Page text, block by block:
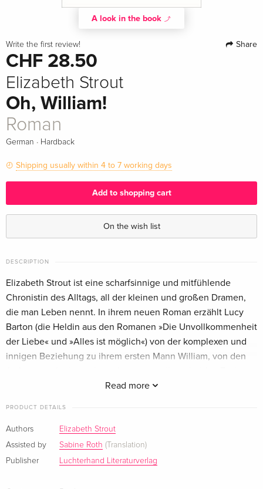
A look in the book
Write the first review! Share
CHF 28.50
Elizabeth Strout
Oh, William!
Roman
German · Hardback
Shipping usually within 4 to 7 working days
Add to shopping cart
On the wish list
DESCRIPTION
Read more
Elizabeth Strout ist eine scharfsinnige und mitfühlende
Chronistin des Alltags, all der kleinen und großen Dramen,
die man Leben nennt. In ihrem neuen Roman erzählt Lucy
Barton (die Heldin aus den Romanen »Die Unvollkommenheit
der Liebe« und »Alles ist möglich«) von der komplexen und
innigen Beziehung zu ihrem ersten Mann William, von den
und vom schmerzvollen Ende ihrer Ehe. Doch obwohl sie
es Lucy, an die er sich wendet ...
About the author
PRODUCT DETAILS
Authors
Elizabeth Strout
Assisted by
Sabine Roth (Translation)
Publisher
Luchterhand Literaturverlag